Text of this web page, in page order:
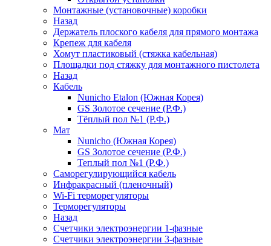
Монтажные (установочные) коробки
Назад
Держатель плоского кабеля для прямого монтажа
Крепеж для кабеля
Хомут пластиковый (стяжка кабельная)
Площадки под стяжку для монтажного пистолета
Назад
Кабель
Nunicho Etalon (Южная Корея)
GS Золотое сечение (Р.Ф.)
Тёплый пол №1 (Р.Ф.)
Мат
Nunicho (Южная Корея)
GS Золотое сечение (Р.Ф.)
Теплый пол №1 (Р.Ф.)
Саморегулирующийся кабель
Инфракрасный (пленочный)
Wi-Fi терморегуляторы
Терморегуляторы
Назад
Счетчики электроэнергии 1-фазные
Счетчики электроэнергии 3-фазные